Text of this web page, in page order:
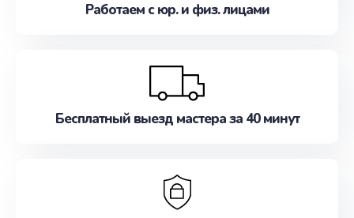
Работаем с юр. и физ. лицами
Бесплатный выезд мастера за 40 минут